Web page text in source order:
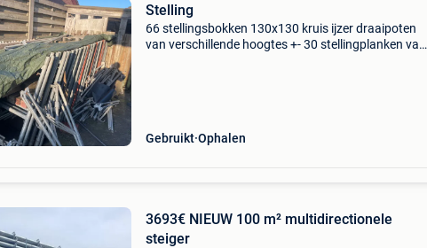
Stelling
66 stellingsbokken 130x130 kruis ijzer draaipoten
van verschillende hoogtes +- 30 stellingplanken van
Gebruikt Ophalen
3693€ NIEUW 100 m² multidirectionele
steiger